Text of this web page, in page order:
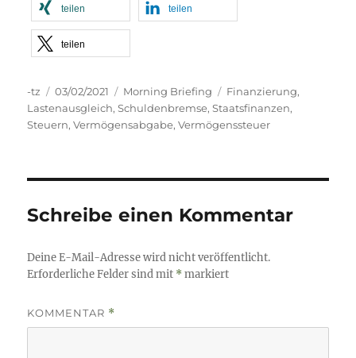
teilen teilen
teilen
Autor
-tz
Veröffentlicht
am
03/02/2021 Kategorien
Morning Briefing Schlagwörter
Finanzierung,
Lastenausgleich,Schuldenbremse,Staatsfinanzen,
Steuern,Vermögensabgabe,Vermögenssteuer
Schreibe einen Kommentar
Deine E-Mail-Adresse wird nicht veröffentlicht.
Erforderliche Felder sind mit *markiert
KOMMENTAR *